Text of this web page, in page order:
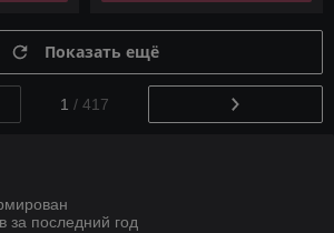
Показать ещё
1 / 417
за последний год